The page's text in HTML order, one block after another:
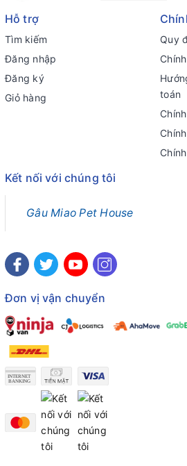
Hỗ trợ
Tìm kiếm
Đăng nhập
Đăng ký
Giỏ hàng
Quy
toán
Kết nối với chúng tôi
Gâu Miao Pet House
Đơn vị vận chuyển